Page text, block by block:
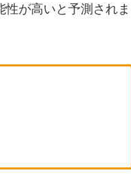
が高いと予測されま